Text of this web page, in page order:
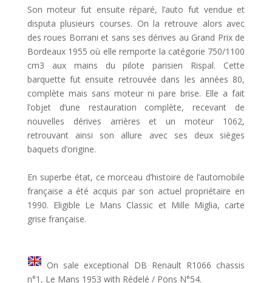
Son moteur fut ensuite réparé, l’auto fut vendue et
disputa plusieurs courses. On la retrouve alors avec
des roues Borrani et sans ses dérives au Grand Prix de
Bordeaux 1955 où elle remporte la catégorie 750/1100
cm3 aux mains du pilote parisien Rispal. Cette
barquette fut ensuite retrouvée dans les années 80,
complète mais sans moteur ni pare brise. Elle a fait
l’objet d’une restauration complète, recevant de
nouvelles dérives arrières et un moteur 1062,
retrouvant ainsi son allure avec ses deux sièges
baquets d’origine.
En superbe état, ce morceau d’histoire de l’automobile
française a été acquis par son actuel propriétaire en
1990. Eligible Le Mans Classic et Mille Miglia, carte
grise française.
On sale exceptional DB Renault R1066 chassis
n°1, Le Mans 1953 with Rédelé / Pons N°54.